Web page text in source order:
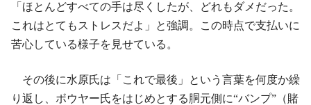
「ほとんどすべての手は尽くしたが、どれもダメだった。
これはとてもストレスだよ」と強調。この時点で支払いに
苦心している様子を見せている。
その後に水原氏は「これで最後」という言葉を何度か繰
り返し、ボウヤー氏をはじめとする胴元側に“バンプ”（賭